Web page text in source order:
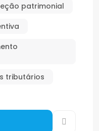
patrimonial
tributários